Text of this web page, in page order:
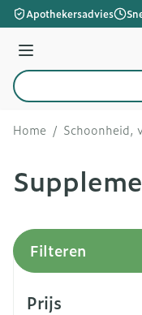
Ga naar de inhoud
Apothekersadvies
Menu
Product, merk,
Home / Schoonheid,
Filteren
Prijs